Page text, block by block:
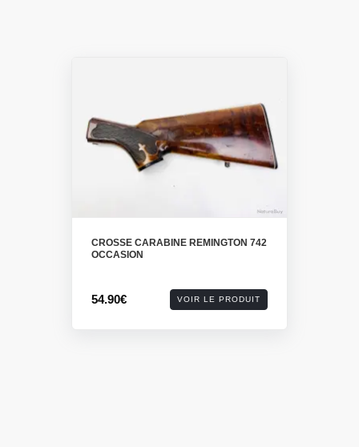
CROSSE CARABINE REMINGTON 742
OCCASION
54.90€ VOIR LE PRODUIT